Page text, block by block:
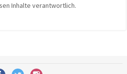
Inhalte verantwortlich.